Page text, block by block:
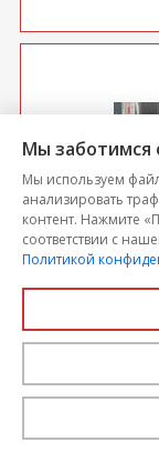
Прямой
154 738
Мы заботимся
Мы используем
анализировать
контент. Нажмите
соответствии с
Политикой